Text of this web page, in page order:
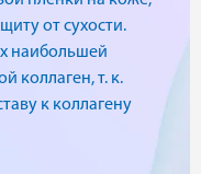
от сухости.
наибольшей
коллаген, т. к.
к коллагену